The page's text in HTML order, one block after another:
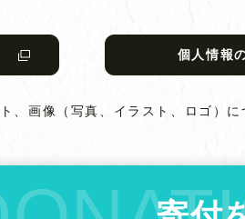
個人情報
、画像（写真、イラスト、ロゴ）に